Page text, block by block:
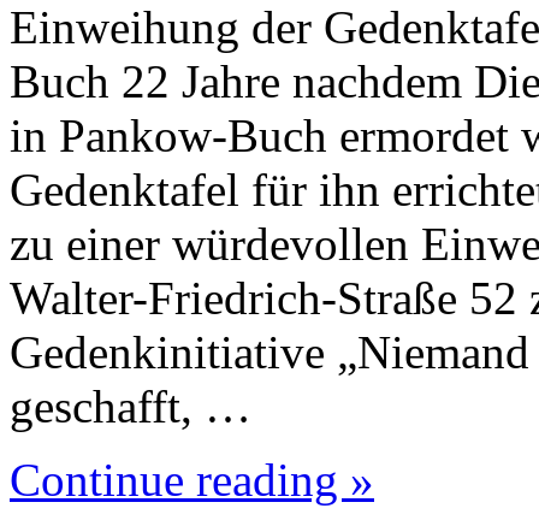
Einweihung der
Buch 22 Jahre nachdem
in Pankow-Buch ermordet
Gedenktafel für ihn
zu einer würdevollen
Walter-Friedrich-Straße 52
Gedenkinitiative „Niemand
geschafft, …
Continue reading »